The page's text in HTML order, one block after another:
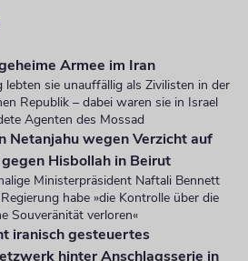
Armee im Iran
lebten sie unauffällig als Zivilisten in der
Republik – dabei waren sie in Israel
Agenten des Mossad
Netanjahu wegen Verzicht auf
Hisbollah in Beirut
Ministerpräsident Naftali Bennett
habe »die Kontrolle über die
Souveränität verloren«
iranisch gesteuertes
hinter Anschlagsserie in